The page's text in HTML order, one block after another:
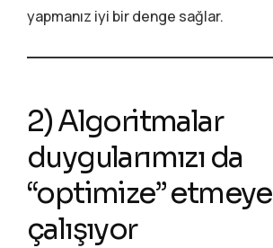
yapmanız iyi bir denge sağlar.
2) Algoritmalar
duygularımızı da
“optimize” etmeye
çalışıyor